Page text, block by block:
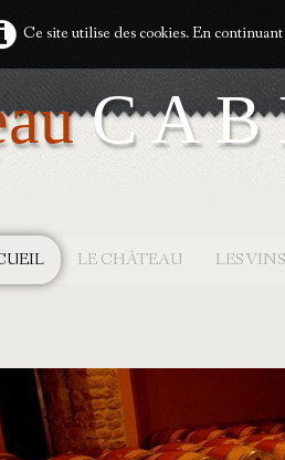
Ce site utilise des cookies. En
C A B
LE CHÂTEAU LES VINS